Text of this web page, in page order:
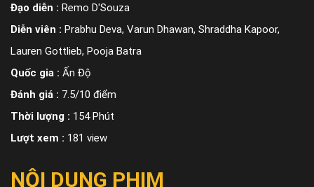
Đạo diễn : Remo D'Souza
Diễn viên : Prabhu Deva, Varun Dhawan, Shraddha Kapoor,
Lauren Gottlieb, Pooja Batra
Quốc gia : Ấn Độ
Đánh giá : 7.5/10 điểm
Thời lượng : 154 Phút
Lượt xem : 181 view
NỘI DUNG PHIM